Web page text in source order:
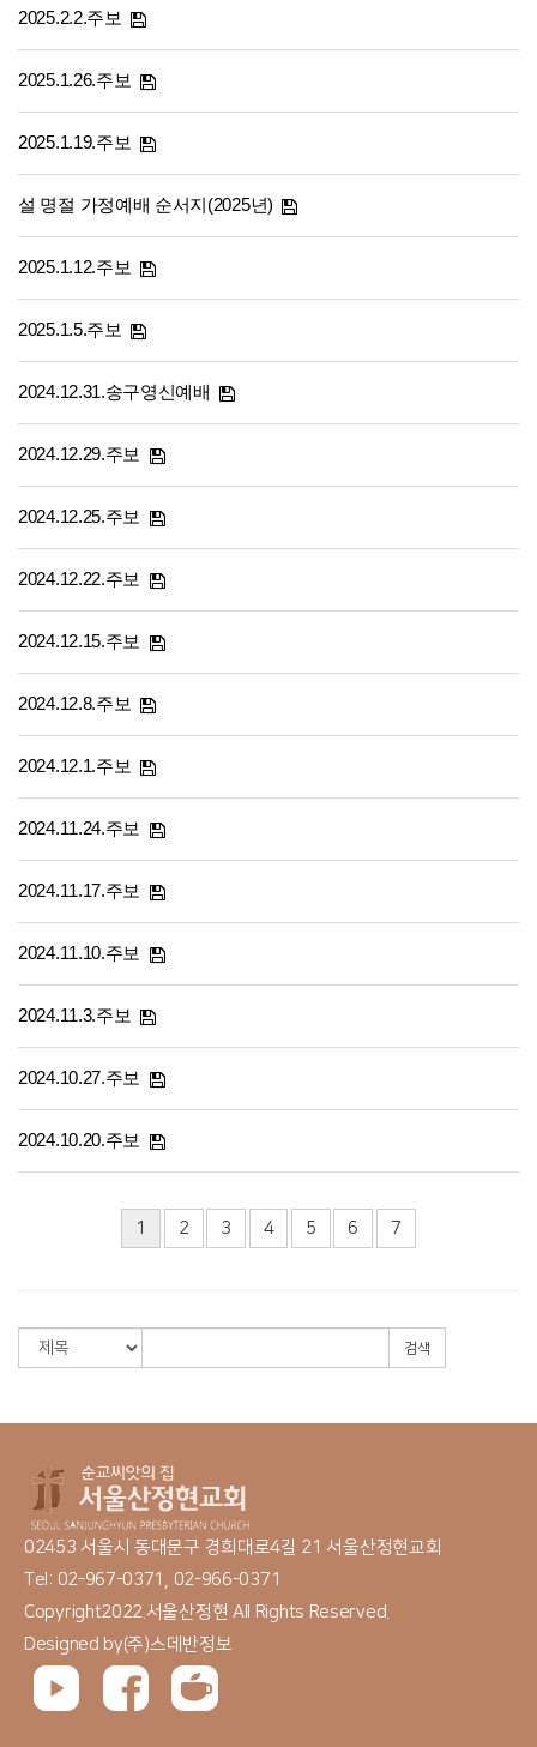
2025.2.2.주보
2025.1.26.주보
2025.1.19.주보
설 명절 가정예배 순서지(2025년)
2025.1.12.주보
2025.1.5.주보
2024.12.31.송구영신예배
2024.12.29.주보
2024.12.25.주보
2024.12.22.주보
2024.12.15.주보
2024.12.8.주보
2024.12.1.주보
2024.11.24.주보
2024.11.17.주보
2024.11.10.주보
2024.11.3.주보
2024.10.27.주보
2024.10.20.주보
1 2 3 4 5 6 7
검색
02453 서울시 동대문구 경희대로4길 21 서울산정현교회
Tel: 02-967-0371, 02-966-0371
Copyright2022.서울산정현 All Rights Reserved.
Designed by(주)스데반정보